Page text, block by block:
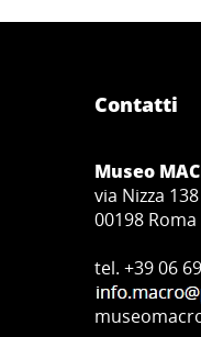
Contatti
Museo
via Nizza 138
00198 Roma
tel. +39 06